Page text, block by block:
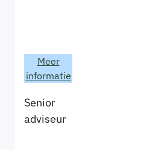
Meer
informatie
Senior
adviseur